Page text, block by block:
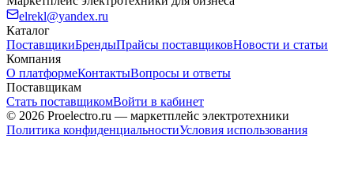
elrekl@yandex.ru
Каталог
ПоставщикиБрендыПрайсы поставщиковНовости и статьи
Компания
О платформеКонтактыВопросы и ответы
Поставщикам
Стать поставщикомВойти в кабинет
© 2026 Proelectro.ru — маркетплейс электротехники
Политика конфиденциальностиУсловия использования